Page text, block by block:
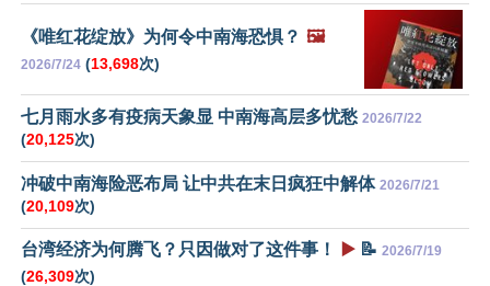
《唯红花绽放》为何令中南海恐惧？ 🖼️
2026/7/24 (13,698次)
七月雨水多有疫病天象显 中南海高层多忧愁 2026/7/22
(20,125次)
冲破中南海险恶布局 让中共在末日疯狂中解体 2026/7/21
(20,109次)
台湾经济为何腾飞？只因做对了这件事！ ▶️ 📝 2026/7/19
(26,309次)